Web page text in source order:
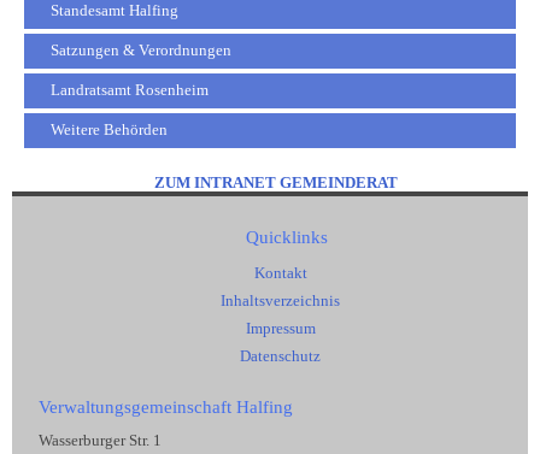
Standesamt Halfing
Satzungen & Verordnungen
Landratsamt Rosenheim
Weitere Behörden
ZUM INTRANET GEMEINDERAT
Quicklinks
Kontakt
Inhaltsverzeichnis
Impressum
Datenschutz
Verwaltungsgemeinschaft Halfing
Wasserburger Str. 1